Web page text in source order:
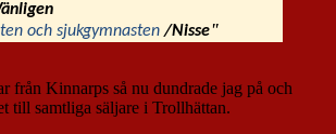
och sjukgymnasten/Nisse"
från Kinnarps så nu dundrade jag på och
till samtliga säljare i Trollhättan.